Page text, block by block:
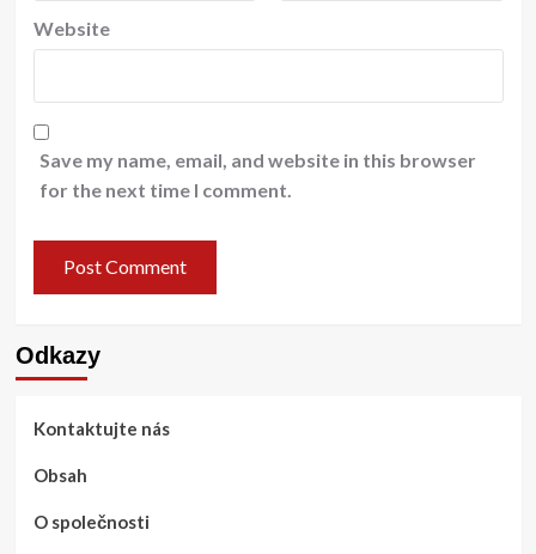
Website
Save my name, email, and website in this browser
for the next time I comment.
Odkazy
Kontaktujte nás
Obsah
O společnosti